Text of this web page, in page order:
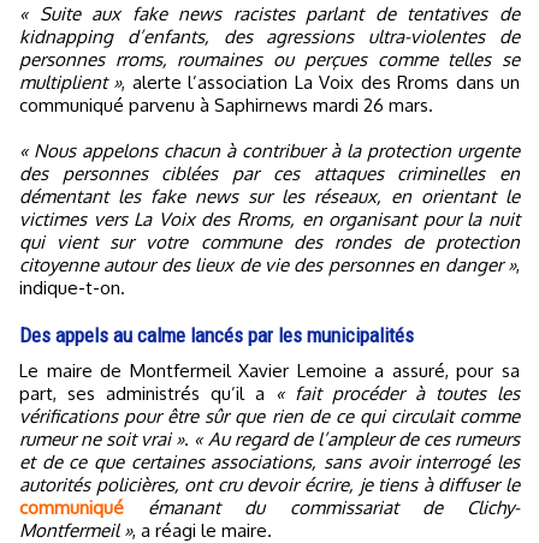
« Suite aux fake news racistes parlant de tentatives de
kidnapping d’enfants, des agressions ultra-violentes de
personnes rroms, roumaines ou perçues comme telles se
multiplient », alerte l’association La Voix des Rroms dans un
communiqué parvenu à Saphirnews mardi 26 mars.
« Nous appelons chacun à contribuer à la protection urgente
des personnes ciblées par ces attaques criminelles en
démentant les fake news sur les réseaux, en orientant le
victimes vers La Voix des Rroms, en organisant pour la nuit
qui vient sur votre commune des rondes de protection
citoyenne autour des lieux de vie des personnes en danger »,
indique-t-on.
Des appels au calme lancés par les municipalités
Le maire de Montfermeil Xavier Lemoine a assuré, pour sa
part, ses administrés qu’il a
« fait procéder à toutes les
vérifications pour être sûr que rien de ce qui circulait comme
rumeur ne soit vrai ». « Au regard de l’ampleur de ces rumeurs
et de ce que certaines associations, sans avoir interrogé les
autorités policières, ont cru devoir écrire, je tiens à diffuser le
communiqué
émanant du commissariat de Clichy-
Montfermeil », a réagi le maire.